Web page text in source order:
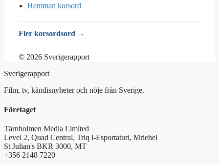
Hemman korsord
Fler korsordsord →
© 2026 Sverigerapport
Sverigerapport
Film, tv, kändisnyheter och nöje från Sverige.
Företaget
Tärnholmen Media Limited
Level 2, Quad Central, Triq l-Esportaturi, Mriehel
St Julian's BKR 3000, MT
+356 2148 7220